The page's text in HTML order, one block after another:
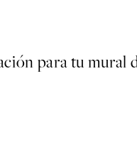
para tu mural